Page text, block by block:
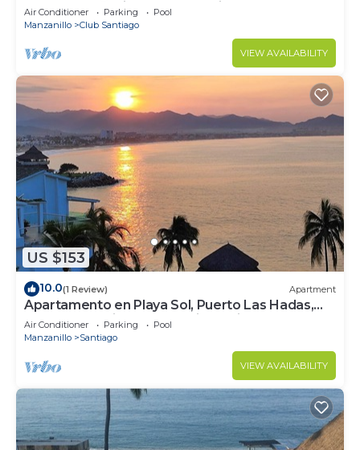
gated community of Club Santiago
Air Conditioner Parking
Pool
Manzanillo
Club Santiago
VIEW AVAILABILITY
US $153
10.0(1 Review) Apartment
Apartamento en Playa Sol, Puerto Las Hadas,
Bahía de Santiago, Manzanillo Colima
Air Conditioner Parking
Pool
Manzanillo
Santiago
VIEW AVAILABILITY